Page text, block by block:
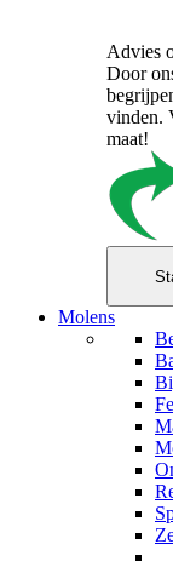
Advies
Door
vinden.
maat!
Molens